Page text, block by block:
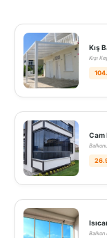
Kış
Kışı
Cam
Balkon